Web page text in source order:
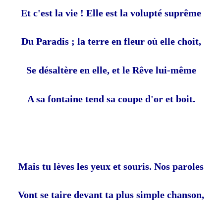
Et c'est la vie ! Elle est la volupté suprême
Du Paradis ; la terre en fleur où elle choit,
Se désaltère en elle, et le Rêve lui-même
A sa fontaine tend sa coupe d'or et boit.
Mais tu lèves les yeux et souris. Nos paroles
Vont se taire devant ta plus simple chanson,